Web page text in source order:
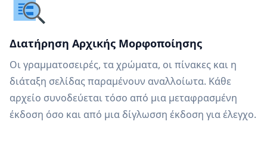
Διατήρηση Αρχικής Μορφοποίησης
Οι γραμματοσειρές, τα χρώματα, οι πίνακες και η
διάταξη σελίδας παραμένουν αναλλοίωτα. Κάθε
αρχείο συνοδεύεται τόσο από μια μεταφρασμένη
έκδοση όσο και από μια δίγλωσση έκδοση για έλεγχο.